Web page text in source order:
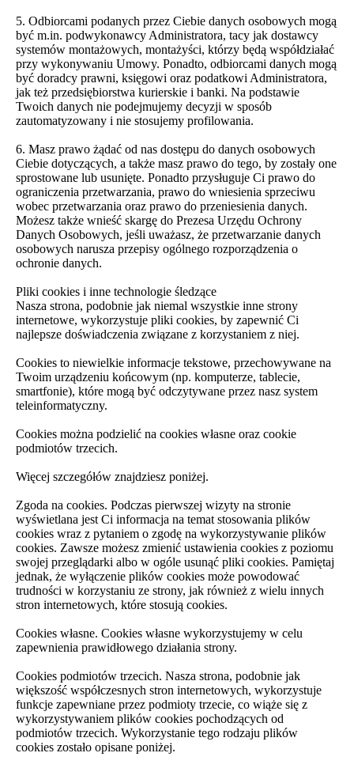
5. Odbiorcami podanych przez Ciebie danych osobowych mogą
być m.in. podwykonawcy Administratora, tacy jak dostawcy
systemów montażowych, montażyści, którzy będą współdziałać
przy wykonywaniu Umowy. Ponadto, odbiorcami danych mogą
być doradcy prawni, księgowi oraz podatkowi Administratora,
jak też przedsiębiorstwa kurierskie i banki. Na podstawie
Twoich danych nie podejmujemy decyzji w sposób
zautomatyzowany i nie stosujemy profilowania.
6. Masz prawo żądać od nas dostępu do danych osobowych
Ciebie dotyczących, a także masz prawo do tego, by zostały one
sprostowane lub usunięte. Ponadto przysługuje Ci prawo do
ograniczenia przetwarzania, prawo do wniesienia sprzeciwu
wobec przetwarzania oraz prawo do przeniesienia danych.
Możesz także wnieść skargę do Prezesa Urzędu Ochrony
Danych Osobowych, jeśli uważasz, że przetwarzanie danych
osobowych narusza przepisy ogólnego rozporządzenia o
ochronie danych.
Pliki cookies i inne technologie śledzące
Nasza strona, podobnie jak niemal wszystkie inne strony
internetowe, wykorzystuje pliki cookies, by zapewnić Ci
najlepsze doświadczenia związane z korzystaniem z niej.
Cookies to niewielkie informacje tekstowe, przechowywane na
Twoim urządzeniu końcowym (np. komputerze, tablecie,
smartfonie), które mogą być odczytywane przez nasz system
teleinformatyczny.
Cookies można podzielić na cookies własne oraz cookie
podmiotów trzecich.
Więcej szczegółów znajdziesz poniżej.
Zgoda na cookies. Podczas pierwszej wizyty na stronie
wyświetlana jest Ci informacja na temat stosowania plików
cookies wraz z pytaniem o zgodę na wykorzystywanie plików
cookies. Zawsze możesz zmienić ustawienia cookies z poziomu
swojej przeglądarki albo w ogóle usunąć pliki cookies. Pamiętaj
jednak, że wyłączenie plików cookies może powodować
trudności w korzystaniu ze strony, jak również z wielu innych
stron internetowych, które stosują cookies.
Cookies własne. Cookies własne wykorzystujemy w celu
zapewnienia prawidłowego działania strony.
Cookies podmiotów trzecich. Nasza strona, podobnie jak
większość współczesnych stron internetowych, wykorzystuje
funkcje zapewniane przez podmioty trzecie, co wiąże się z
wykorzystywaniem plików cookies pochodzących od
podmiotów trzecich. Wykorzystanie tego rodzaju plików
cookies zostało opisane poniżej.